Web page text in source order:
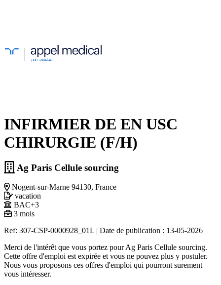
INFIRMIER DE EN USC
CHIRURGIE (F/H)
Ag Paris Cellule sourcing
Nogent-sur-Marne 94130, France
vacation
BAC+3
3 mois
Ref: 307-CSP-0000928_01L | Date de publication : 13-05-2026
Merci de l'intérêt que vous portez pour Ag Paris Cellule sourcing.
Cette offre d'emploi est expirée et vous ne pouvez plus y postuler.
Nous vous proposons ces offres d'emploi qui pourront surement
vous intéresser.